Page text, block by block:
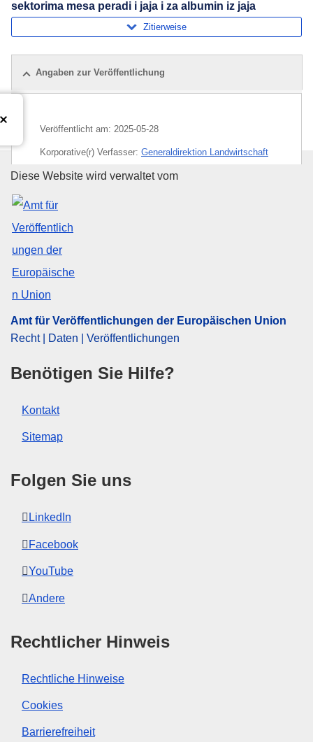
sektorima mesa peradi i jaja i za albumin iz jaja
Zitierweise
Angaben zur Veröffentlichung
Veröffentlicht am: 2025-05-28
Korporative(r) Verfasser: Generaldirektion Landwirtschaft
und ländliche Entwicklung
Geflügelfleisch
Repräsentativpreis
CELEX : 32025R1113
ELI :
OJ : L_202501113
IMMC : C(2025)3523/4098568
pdfa2a
Amt für Veröffentlichungen der
Diese Website wird verwaltet vom
Amt für Veröffentlichungen der Europäischen Union
Recht | Daten | Veröffentlichungen
Benötigen Sie Hilfe?
Kontakt
Sitemap
Folgen Sie uns
LinkedIn
Facebook
YouTube
Andere
Rechtlicher Hinweis
Rechtliche Hinweise
Cookies
Barrierefreiheit